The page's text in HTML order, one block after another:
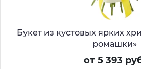
Букет из кустовых ярких
ромашки»
от 5 393